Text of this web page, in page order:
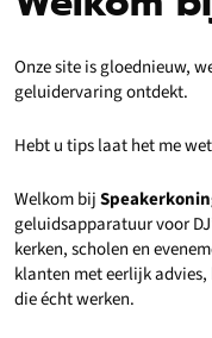
Onze site is gloednieuw,
geluidervaring ontdekt.
Hebt u tips laat het me
Welkom bij
geluidsapparatuur voor
kerken, scholen en
klanten met eerlijk
die écht werken.